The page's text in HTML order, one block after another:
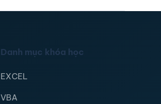
Danh mục khóa học
EXCEL
VBA